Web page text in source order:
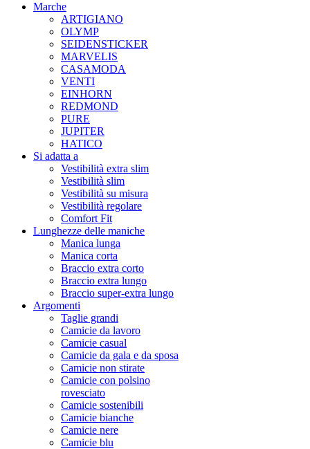
Marche
ARTIGIANO
OLYMP
SEIDENSTICKER
MARVELIS
CASAMODA
VENTI
EINHORN
REDMOND
PURE
JUPITER
HATICO
Si adatta a
Vestibilità extra slim
Vestibilità slim
Vestibilità su misura
Vestibilità regolare
Comfort Fit
Lunghezze delle maniche
Manica lunga
Manica corta
Braccio extra corto
Braccio extra lungo
Braccio super-extra lungo
Argomenti
Taglie grandi
Camicie da lavoro
Camicie casual
Camicie da gala e da sposa
Camicie non stirate
Camicie con polsino
rovesciato
Camicie sostenibili
Camicie bianche
Camicie nere
Camicie blu